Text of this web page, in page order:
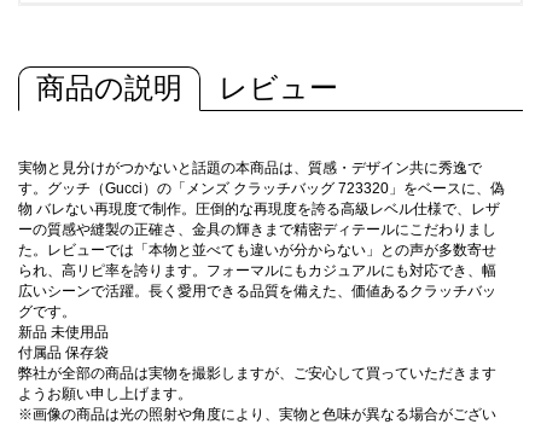
商品の説明 レビュー
実物と見分けがつかないと話題の本商品は、質感・デザイン共に秀逸で
す。グッチ（Gucci）の「メンズ クラッチバッグ 723320」をベースに、偽
物 バレない再現度で制作。圧倒的な再現度を誇る高級レベル仕様で、レザ
ーの質感や縫製の正確さ、金具の輝きまで精密ディテールにこだわりまし
た。レビューでは「本物と並べても違いが分からない」との声が多数寄せ
られ、高リピ率を誇ります。フォーマルにもカジュアルにも対応でき、幅
広いシーンで活躍。長く愛用できる品質を備えた、価値あるクラッチバッ
グです。
新品 未使用品
付属品 保存袋
弊社が全部の商品は実物を撮影しますが、ご安心して買っていただきます
ようお願い申し上げます。
※画像の商品は光の照射や角度により、実物と色味が異なる場合がござい